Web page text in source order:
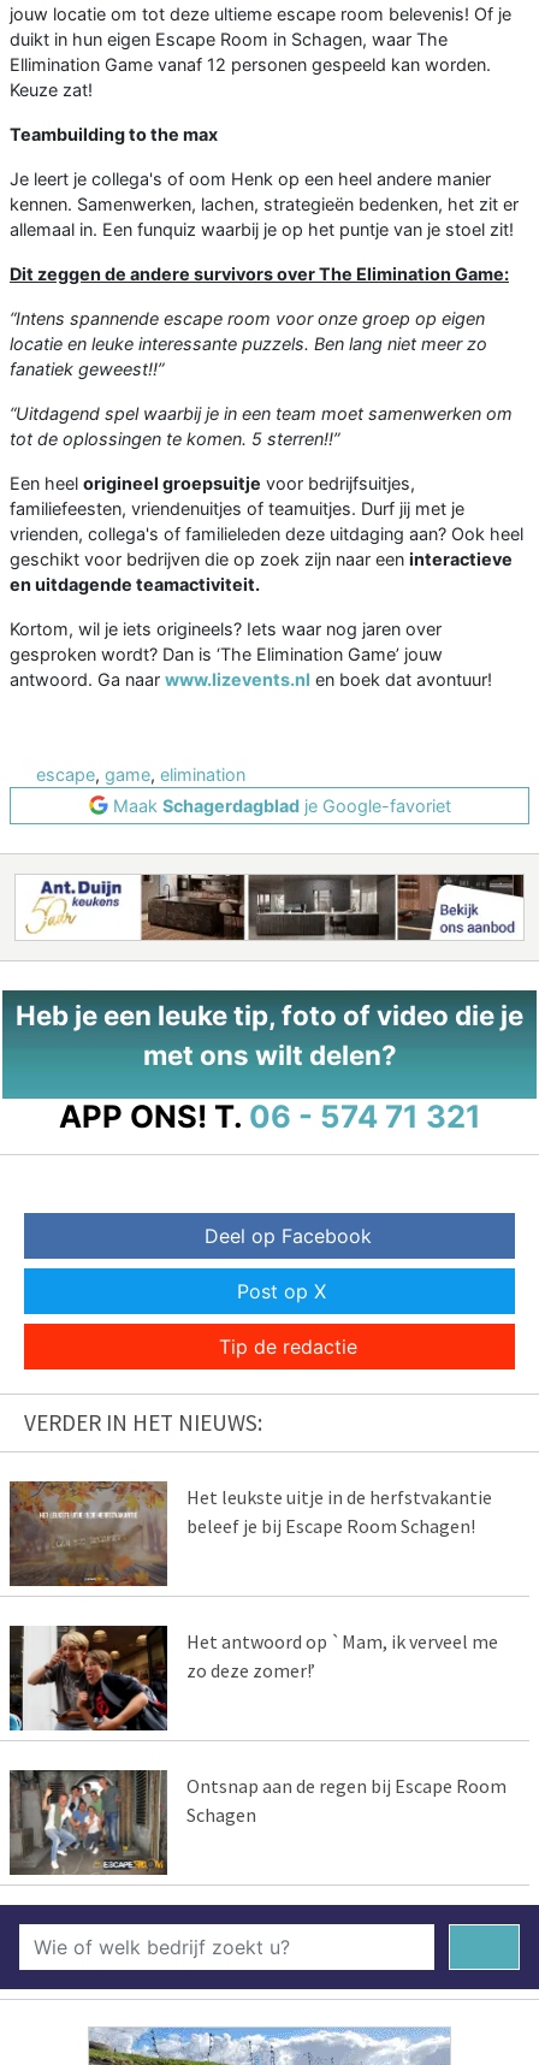
jouw locatie om tot deze ultieme escape room belevenis! Of je
duikt in hun eigen Escape Room in Schagen, waar The
Ellimination Game vanaf 12 personen gespeeld kan worden.
Keuze zat!
Teambuilding to the max
Je leert je collega's of oom Henk op een heel andere manier
kennen. Samenwerken, lachen, strategieën bedenken, het zit er
allemaal in. Een funquiz waarbij je op het puntje van je stoel zit!
Dit zeggen de andere survivors over The Elimination Game:
“Intens spannende escape room voor onze groep op eigen
locatie en leuke interessante puzzels. Ben lang niet meer zo
fanatiek geweest!!”
“Uitdagend spel waarbij je in een team moet samenwerken om
tot de oplossingen te komen. 5 sterren!!”
Een heel origineel groepsuitje voor bedrijfsuitjes,
familiefeesten, vriendenuitjes of teamuitjes. Durf jij met je
vrienden, collega's of familieleden deze uitdaging aan? Ook heel
geschikt voor bedrijven die op zoek zijn naar een interactieve
en uitdagende teamactiviteit.
Kortom, wil je iets origineels? Iets waar nog jaren over
gesproken wordt? Dan is ‘The Elimination Game’ jouw
antwoord. Ga naar www.lizevents.nl en boek dat avontuur!
escape, game, elimination
Maak Schagerdagbladje Google-favoriet
Heb je een leuke tip, foto of video die je
met ons wilt delen?
APP ONS! T. 06 - 574 71 321
Deel op Facebook
Post op X
Tip de redactie
VERDER IN HET NIEUWS:
Het leukste uitje in de herfstvakantie
beleef je bij Escape Room Schagen!
Het antwoord op `Mam, ik verveel me
zo deze zomer!’
Ontsnap aan de regen bij Escape Room
Schagen